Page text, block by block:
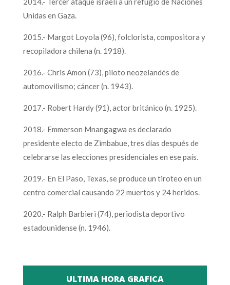
Unidas en Gaza.
2015.- Margot Loyola (96), folclorista, compositora y
recopiladora chilena (n. 1918).
2016.- Chris Amon (73), piloto neozelandés de
automovilismo; cáncer (n. 1943).
2017.- Robert Hardy (91), actor británico (n. 1925).
2018.- Emmerson Mnangagwa es declarado
presidente electo de Zimbabue, tres días después de
celebrarse las elecciones presidenciales en ese país.
2019.- En El Paso, Texas, se produce un tiroteo en un
centro comercial causando 22 muertos y 24 heridos.
2020.- Ralph Barbieri (74), periodista deportivo
estadounidense (n. 1946).
ULTIMA HORA GRAFICA